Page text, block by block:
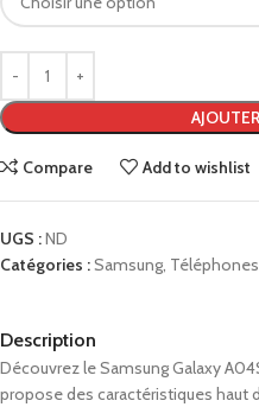
Compare Add to wishlist
UGS :ND
Catégories :Samsung, Téléphones
Description
Découvrez le Samsung Galaxy
propose des caractéristiques haut